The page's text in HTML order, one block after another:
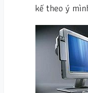
kế theo ý